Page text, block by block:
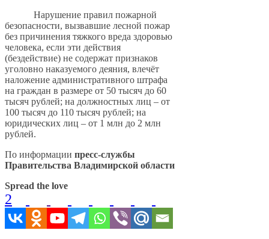
Нарушение правил пожарной
безопасности, вызвавшие лесной пожар
без причинения тяжкого вреда здоровью
человека, если эти действия
(бездействие) не содержат признаков
уголовно наказуемого деяния, влечёт
наложение административного штрафа
на граждан в размере от 50 тысяч до 60
тысяч рублей; на должностных лиц – от
100 тысяч до 110 тысяч рублей; на
юридических лиц – от 1 млн до 2 млн
рублей.
По информации пресс-службы
Правительства Владимирской области
Spread the love
2